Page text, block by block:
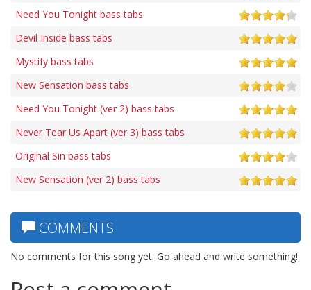
Need You Tonight bass tabs
Devil Inside bass tabs
Mystify bass tabs
New Sensation bass tabs
Need You Tonight (ver 2) bass tabs
Never Tear Us Apart (ver 3) bass tabs
Original Sin bass tabs
New Sensation (ver 2) bass tabs
COMMENTS
No comments for this song yet. Go ahead and write something!